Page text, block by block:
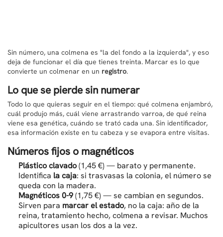
Sin número, una colmena es "la del fondo a la izquierda", y eso
deja de funcionar el día que tienes treinta. Marcar es lo que
convierte un colmenar en un registro.
Lo que se pierde sin numerar
Todo lo que quieras seguir en el tiempo: qué colmena enjambró,
cuál produjo más, cuál viene arrastrando varroa, de qué reina
viene esa genética, cuándo se trató cada una. Sin identificador,
esa información existe en tu cabeza y se evapora entre visitas.
Números fijos o magnéticos
Plástico clavado(1,45 €) — barato y permanente.
Identifica la caja: si trasvasas la colonia, el número se
queda con la madera.
Magnéticos 0-9(1,75 €) — se cambian en segundos.
Sirven para marcar el estado, no la caja: año de la
reina, tratamiento hecho, colmena a revisar. Muchos
apicultores usan los dos a la vez.